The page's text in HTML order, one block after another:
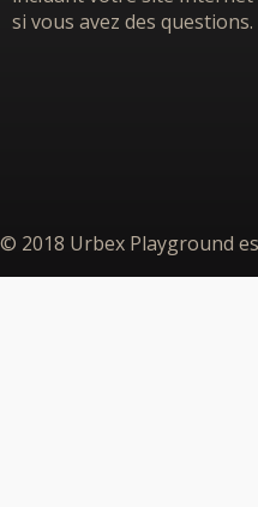
si vous avez des questions.
© 2018 Urbex Playground